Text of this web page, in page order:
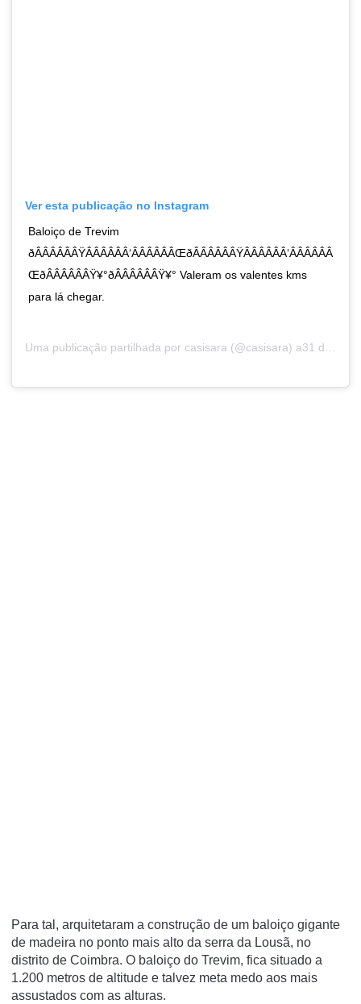
Ver esta publicação no Instagram
Baloiço de Trevim
ðÂÂÂÂÂÂŸÂÂÂÂÂÂ‘ÂÂÂÂÂÂŒðÂÂÂÂÂÂŸÂÂÂÂÂÂ‘ÂÂÂÂÂÂ
ŒðÂÂÂÂÂÂŸ¥°ðÂÂÂÂÂÂŸ¥° Valeram os valentes kms
para lá chegar.
Uma publicação partilhada por casisara (@casisara) a31 de Jul, 2019 às 1:55 PDT
Para tal, arquitetaram a construção de um baloiço gigante
de madeira no ponto mais alto da serra da Lousã, no
distrito de Coimbra. O baloiço do Trevim, fica situado a
1.200 metros de altitude e talvez meta medo aos mais
assustados com as alturas.